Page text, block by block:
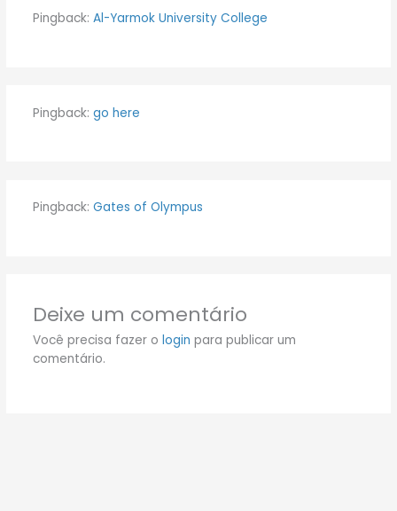
Pingback: Al-Yarmok University College
Pingback: go here
Pingback: Gates of Olympus
Deixe um comentário
Você precisa fazer o login para publicar um
comentário.